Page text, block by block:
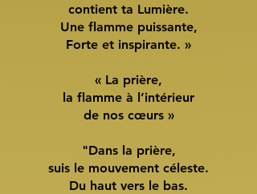
contient ta Lumière.
Une flamme puissante,
Forte et inspirante. »
« La prière,
la flamme à l’intérieur
de nos cœurs »
"Dans la prière,
suis le mouvement céleste.
Du haut vers le bas.